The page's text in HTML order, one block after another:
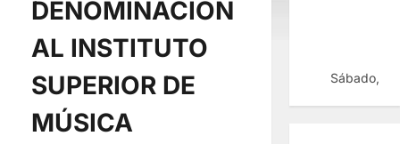
DENOMINACIÓN
AL INSTITUTO
SUPERIOR DE
MÚSICA
Sábado,